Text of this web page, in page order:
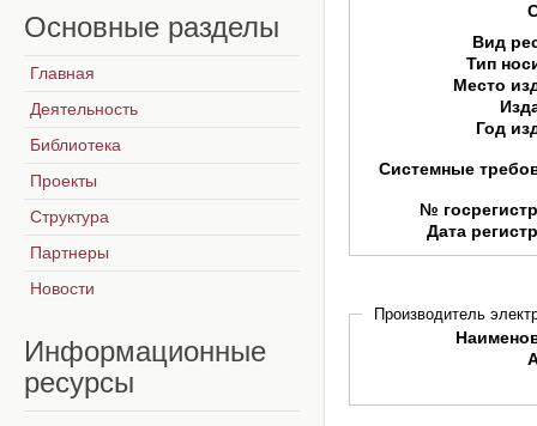
Вид
Тип
Место
Год
Системные
№
Дата
Производитель
Основные разделы
Главная
Деятельность
Библиотека
Проекты
Структура
Партнеры
Новости
Информационные
ресурсы